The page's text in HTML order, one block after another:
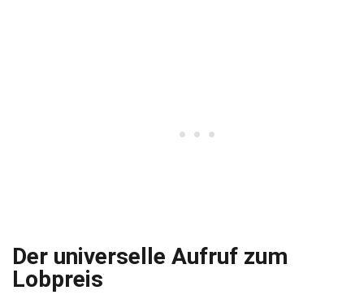
Der universelle Aufruf zum
Lobpreis